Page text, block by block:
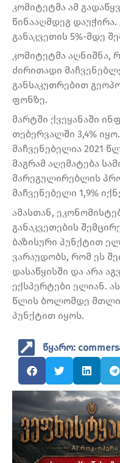
კომიტეტმა ამ
წინააღმდეგ
განაკვეთის 5%-მდე
კომიტეტმა აღნიშნა,
ძირითადი
განსაკუთრებით
ფონზე.
მარტში ქვეყანაში
თებერვალში 3,4%
მაჩვენებელია 2021
მაგრამ აღემატება
მარეგულირებლის
მაჩვენებელი 1,9%
ამასთან,
განაკვეთების
ბაზისური პუნქტით
ვარაუდობს, რომ ეს
დასაწყისში და არა
ექსპერტები ელიან.
წლის ბოლომდე
პუნქტით იყოს.
წყარო: